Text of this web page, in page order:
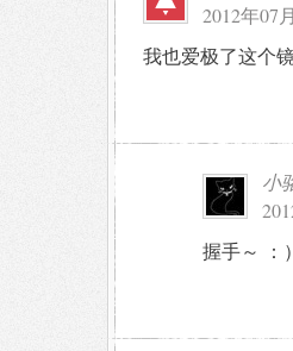
2012年07
我也爱极了这个
小
握手～ ：）